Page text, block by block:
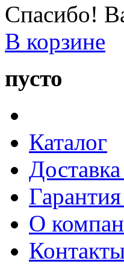
Спасибо!
В корзине
пусто
Каталог
О